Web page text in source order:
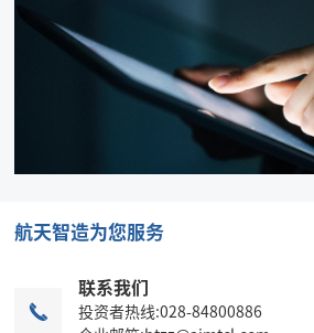
航天智造为您服务

联系我们
投资者热线:028-84800886